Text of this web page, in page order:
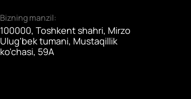
Bizning manzil:
100000, Toshkent shahri, Mirzo
Ulug'bek tumani, Mustaqillik
ko'chasi, 59A